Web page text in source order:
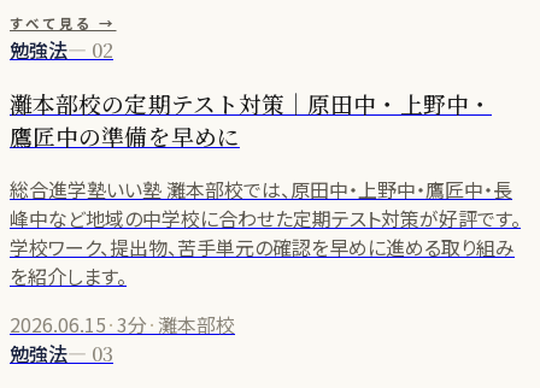
すべて見る →
勉強法— 02
灘本部校の定期テスト対策｜原田中・上野中・
鷹匠中の準備を早めに
総合進学塾いい塾 灘本部校では、原田中・上野中・鷹匠中・長
峰中など地域の中学校に合わせた定期テスト対策が好評です。
学校ワーク、提出物、苦手単元の確認を早めに進める取り組み
を紹介します。
2026.06.15·3分· 灘本部校
勉強法— 03